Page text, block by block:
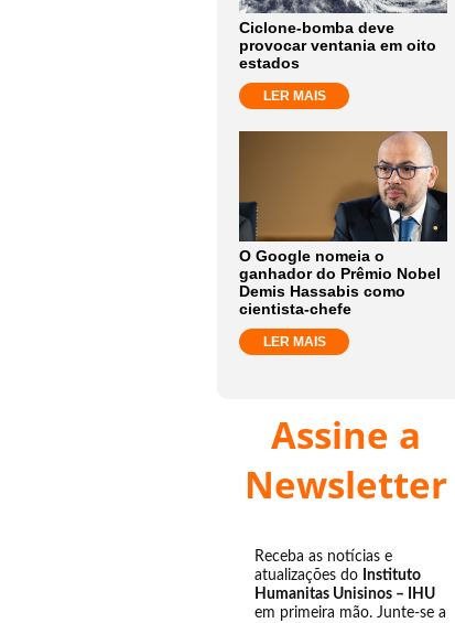
Ciclone-bomba deve
provocar ventania em oito
estados
LER MAIS
O Google nomeia o
ganhador do Prêmio Nobel
Demis Hassabis como
cientista-chefe
LER MAIS
Assine a
Newsletter
Receba as notícias e
atualizações do Instituto
Humanitas Unisinos – IHU
em primeira mão. Junte-se a